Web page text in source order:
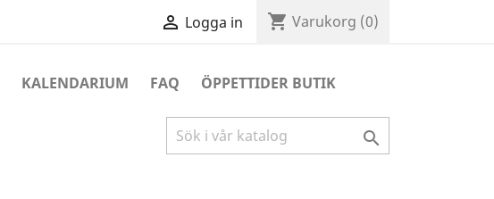
 Logga in shopping_cart Varukorg (0)
KALENDARIUM FAQ ÖPPETTIDER BUTIK
